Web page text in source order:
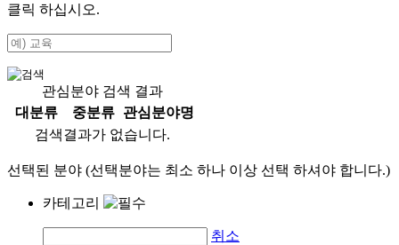
클릭 하십시오.
관심분야 검색 결과
대분류
중분류
관심분야명
검색결과가 없습니다.
선택된 분야 (선택분야는 최소 하나 이상 선택 하셔야 합니다.)
카테고리
취소